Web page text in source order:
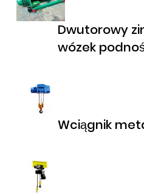
Dwutorowy
wózek
Wciągnik